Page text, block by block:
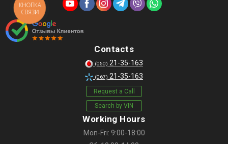
Contacts
(050) 21-35-163
(067) 21-35-163
Request a Call
Search by VIN
Working Hours
Mon-Fri: 9:00-18:00
КНОПКА
СВЯЗИ